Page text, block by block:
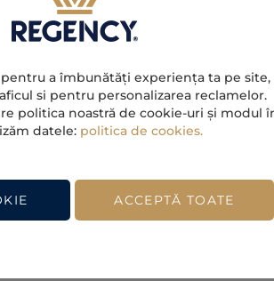
a îmbunătăți experiența ta pe site,
si pentru personalizarea reclamelor.
politica noastră de cookie-uri și modul
datele: politica de cookies.
ACCEPTĂ TOATE